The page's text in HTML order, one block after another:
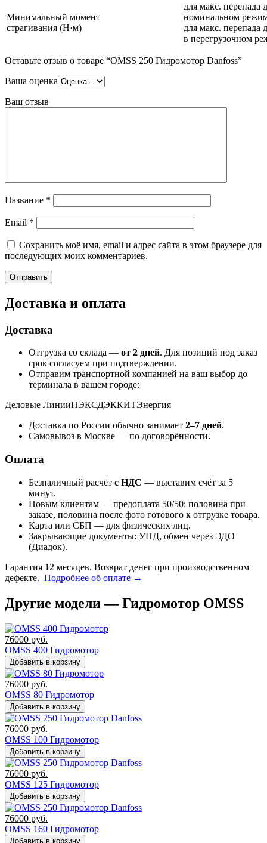
Минимальный момент
страгивания (Н·м)
для макс. перепада
номинальном
для макс. перепада
в перегрузочном
Оставьте отзыв о товаре “OMSS 250 Гидромотор Danfoss”
Ваша оценка
Ваш отзыв
Название *
Email *
Сохранить моё имя, email и адрес сайта в этом браузере для
последующих моих комментариев.
Доставка и оплата
Доставка
Отгрузка со склада — от 2 дней. Для позиций под заказ
срок согласуем при подтверждении.
Отправим транспортной компанией на ваш выбор до
терминала в вашем городе:
Деловые ЛинииПЭКСДЭККИТЭнергия
Доставка по России обычно занимает 2–7 дней.
Самовывоз в Москве — по договорённости.
Оплата
Безналичный расчёт с НДС — выставим счёт за 5
минут.
Новым клиентам — предоплата 50/50: половина при
заказе, половина после фото готового к отгрузке товара.
Карта или СБП — для физических лиц.
Закрывающие документы: УПД, обмен через ЭДО
(Диадок).
Гарантия 12 месяцев. Возврат денег при производственном
дефекте. Подробнее об оплате →
Другие модели — Гидромотор OMSS
76000 руб.
OMSS 400 Гидромотор
Добавить в корзину
76000 руб.
OMSS 80 Гидромотор
Добавить в корзину
76000 руб.
OMSS 100 Гидромотор
Добавить в корзину
76000 руб.
OMSS 125 Гидромотор
Добавить в корзину
76000 руб.
OMSS 160 Гидромотор
Добавить в корзину